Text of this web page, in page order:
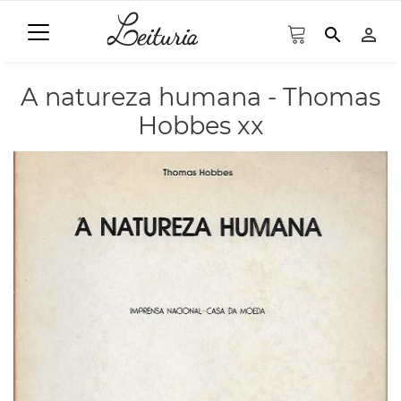
search person_outline
A natureza humana - Thomas
Hobbes xx